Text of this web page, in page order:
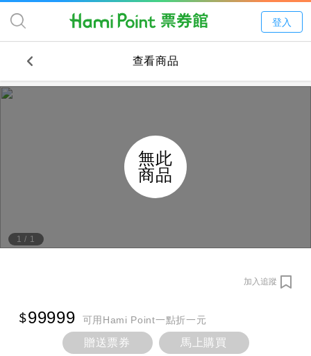
登入
查看商品
1 / 1
無此
商品
加入追蹤
99999 可用Hami Point一點折一元
贈送票券 馬上購買